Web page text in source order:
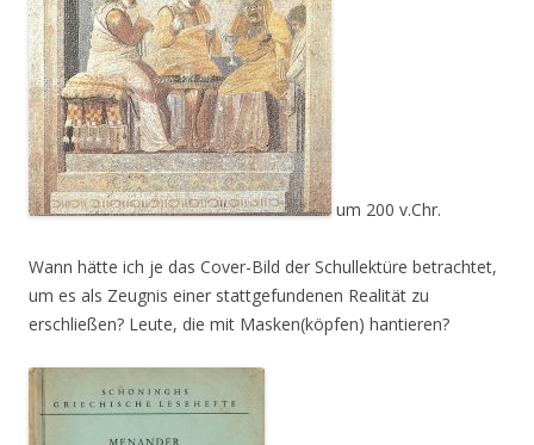
um 200 v.Chr.
Wann hätte ich je das Cover-Bild der Schullektüre betrachtet,
um es als Zeugnis einer stattgefundenen Realität zu
erschließen? Leute, die mit Masken(köpfen) hantieren?